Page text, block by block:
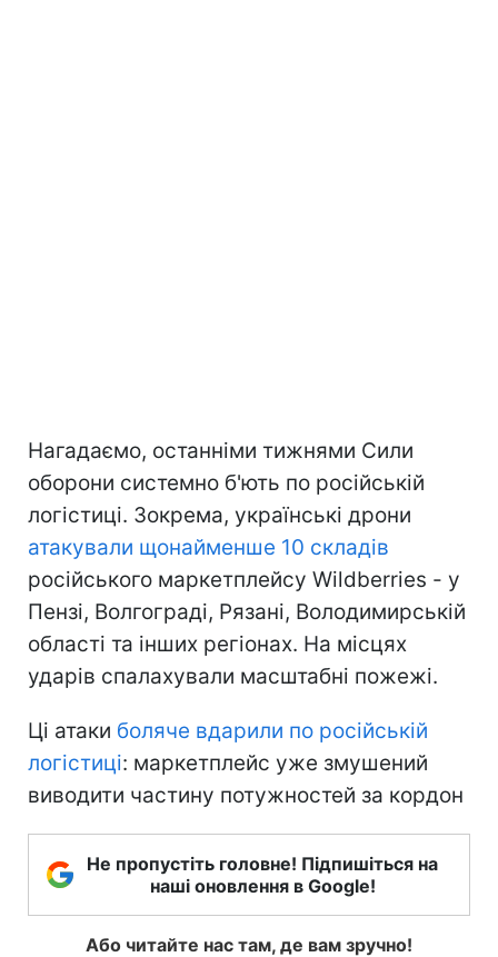
Нагадаємо, останніми тижнями Сили
оборони системно б'ють по російській
логістиці. Зокрема, українські дрони
атакували щонайменше 10 складів
російського маркетплейсу Wildberries - у
Пензі, Волгограді, Рязані, Володимирській
області та інших регіонах. На місцях
ударів спалахували масштабні пожежі.
Ці атаки боляче вдарили по російській
логістиці: маркетплейс уже змушений
виводити частину потужностей за кордон
Не пропустіть головне! Підпишіться на
наші оновлення в Google!
Або читайте нас там, де вам зручно!